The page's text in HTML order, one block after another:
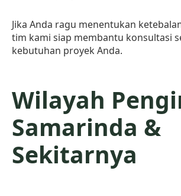
Jika Anda ragu menentukan
tim kami siap membantu konsultasi
kebutuhan proyek Anda.
Wilayah
Samarinda &
Sekitarnya